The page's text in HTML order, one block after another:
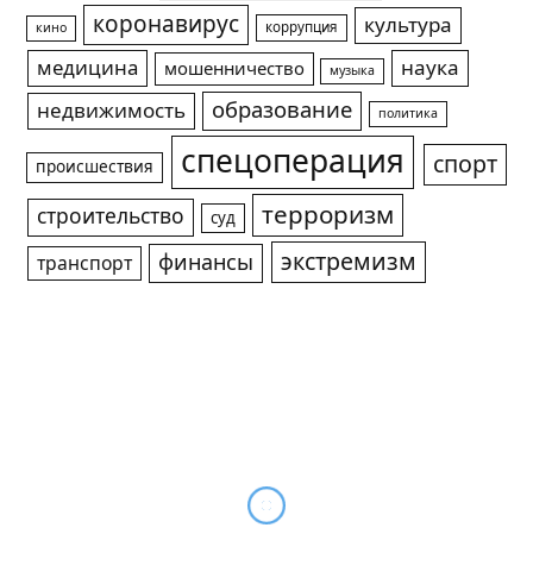
кино коронавирус коррупция
культура
медицина
мошенничество музыка
наука
недвижимость
образование политика
происшествия спецоперация спорт
строительство суд терроризм
транспорт финансы экстремизм